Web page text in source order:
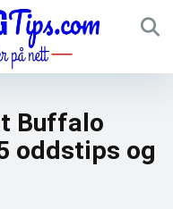
Buffalo
oddstips og